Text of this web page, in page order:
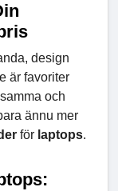
design
är favoriter
och
ännu mer
för laptops.